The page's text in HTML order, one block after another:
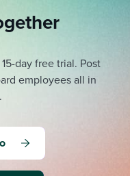
day free trial. Post
employees all in